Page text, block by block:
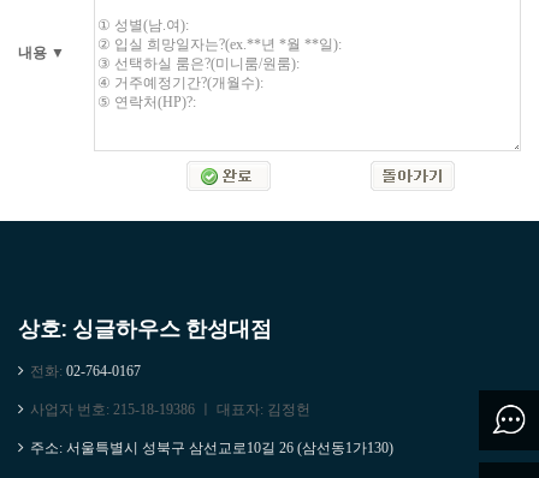
내용 ▼
상호: 싱글하우스 한성대점
전화: 02-764-0167
사업자 번호: 215-18-19386 ㅣ 대표자: 김정헌
주소: 서울특별시 성북구 삼선교로10길 26 (삼선동1가130)